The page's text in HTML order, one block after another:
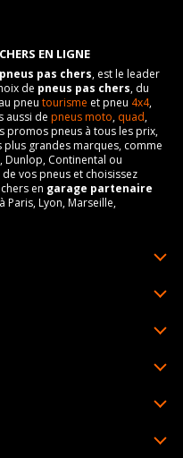
EN LIGNE
pas chers, est le leader
de pneus pas chers, du
pneu tourisme et pneu 4x4,
aussi de pneus moto, quad,
promos pneus à tous les prix,
plus grandes marques, comme
Dunlop, Continental ou
vos pneus et choisissez
en garage partenaire
à Paris, Lyon, Marseille,